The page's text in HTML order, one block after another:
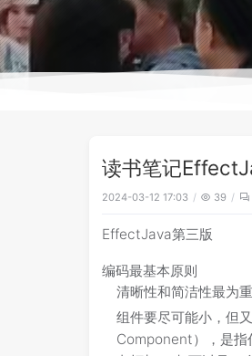
读书笔记
2024-03-12 17:03 39
EffectJava第三版
编码最基本原则
清晰性和简洁性最为
组件要尽可能小，但
Component），是指